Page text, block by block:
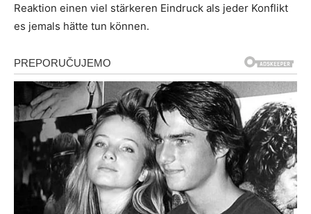
Reaktion einen viel stärkeren Eindruck als jeder Konflikt
es jemals hätte tun können.